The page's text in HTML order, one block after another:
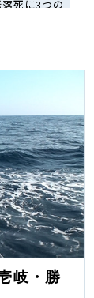
岐・勝